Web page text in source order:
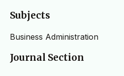
Subjects
Business Administration
Journal Section